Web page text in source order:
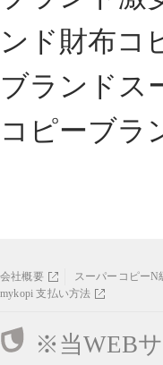
ンド財布コ
ブランドス
コピーブラ
会社概要 スーパーコピーN
mykopi 支払い方法
※当WEB